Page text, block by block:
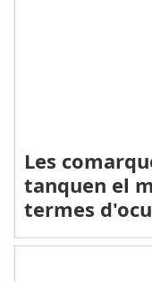
Les
tanquen el
termes